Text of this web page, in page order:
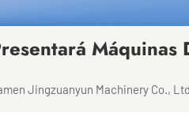
Máquinas
Jingzuanyun Machinery Co.,